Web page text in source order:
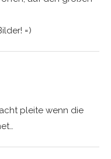
=)
pleite wenn die